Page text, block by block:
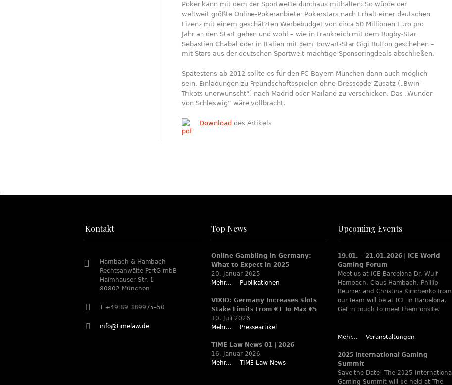
Poker kann mit dem der Sportwette durchaus mithalten: So würde der
weltweit größte Online-Pokeranbieter Pokerstars nach Erhalt einer deutschen
Lizenz mit einem geschätzten Werbebudget von circa 50 Millionen Euro pro
Jahr an den Start gehen und wohl – wie in Frankreich mit dem Rugby-Star
Sebastien Chabal oder in Italien mit dem Torwart-Star Gigi Buffon geschehen –
mit Stars aus der deutschen Sportwelt mächtige Sponsoringdeals abschließen.
Spätestens ab 2012 sollte es für den FC Bayern München dann auch möglich
sein, Einladungen zu Freundschaftsspielen ohne Dresscode-Zusatz („Bwin-
Trikots unerwünscht“) nach Madrid oder Mailand zu verschicken. Das „Wunder
von Schleswig“ wäre vollbracht.
Download des Artikels
.
Kontakt
Hambach & Hambach
Rechtsanwälte PartG mbB
Haimhauser Str. 1
80802 München
T +49 89 389975–50
info@timelaw.de
Top News
Online Gambling in Germany:
What to Expect in 2025
20. Januar 2025
Mehr...
Publikationen
VIXIO: Germany Increases Slots
Stake Limits From €1 To Max €5
10. Juli 2026
Mehr...
Presseartikel
TIME Law News 01 | 2026
16. Januar 2026
Mehr...
TIME Law News
Upcoming Events
19.01. – 21.01.2026 | ICE World
Gaming Forum
Meet us at ICE Barcelona Dr. Wulf
Hambach, Claus Hambach, Phillip
Beumer and Christina Kirichenko from
our team will be at ICE in Barcelona.
Get in touch to meet them onsite.
Mehr... Veranstaltungen
2025 International Gaming
Summit
Save the Date! The 2025 International
Gaming Summit will be held at The